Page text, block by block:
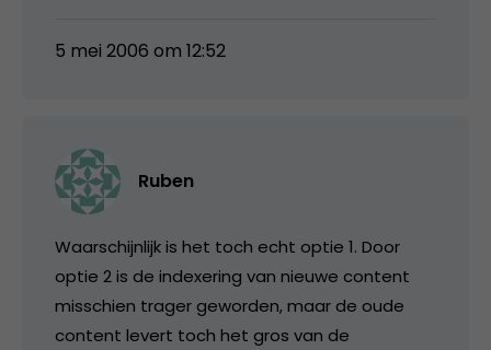
5 mei 2006 om 12:52
Ruben
Waarschijnlijk is het toch echt optie 1. Door
optie 2 is de indexering van nieuwe content
misschien trager geworden, maar de oude
content levert toch het gros van de